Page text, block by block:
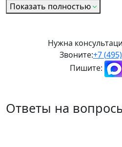
Показать полностью
Нужна
Звоните:+7
Пишите:
Ответы на